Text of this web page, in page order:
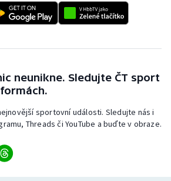
neunikne. Sledujte ČT sport
sportovní události. Sledujte nás i
Threads či YouTube a buďte v obraze.